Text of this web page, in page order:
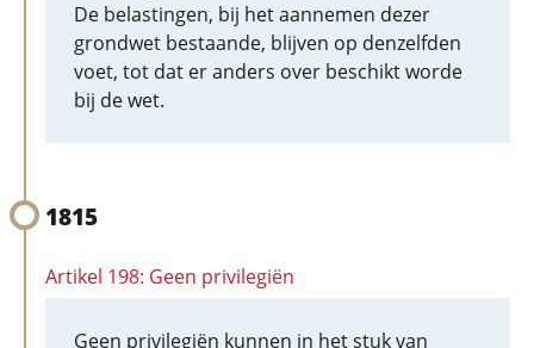
De belastingen, bij het aannemen dezer
grondwet bestaande, blijven op denzelfden
voet, tot dat er anders over beschikt worde
bij de wet.
1815
Artikel 198: Geen privilegiën
Geen privilegiën kunnen in het stuk van